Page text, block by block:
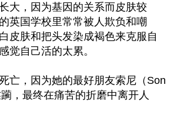
大，因为基因的关系而皮肤较
英国学校里常常被人欺负和嘲
皮肤和把头发染成褐色来克服自
觉自己活的太累。
亡，因为她的最好朋友索尼（Son
，最终在痛苦的折磨中离开人